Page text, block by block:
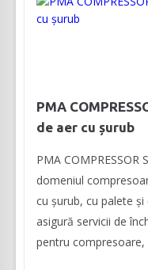
PMA
de aer cu șurub
PMA COMPRESSOR
domeniul
cu șurub, cu palete
asigură servicii de
pentru compresoare,